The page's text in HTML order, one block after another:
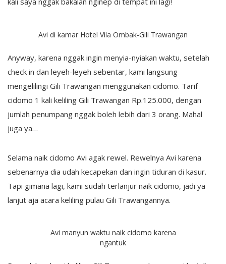
Avi di kamar Hotel Vila Ombak-Gili Trawangan
Anyway, karena nggak ingin menyia-nyiakan waktu, setelah
check in dan leyeh-leyeh sebentar, kami langsung
mengelilingi Gili Trawangan menggunakan cidomo. Tarif
cidomo 1 kali keliling Gili Trawangan Rp.125.000, dengan
jumlah penumpang nggak boleh lebih dari 3 orang. Mahal
juga ya…
Selama naik cidomo Avi agak rewel. Rewelnya Avi karena
sebenarnya dia udah kecapekan dan ingin tiduran di kasur.
Tapi gimana lagi, kami sudah terlanjur naik cidomo, jadi ya
lanjut aja acara keliling pulau Gili Trawangannya.
Avi manyun waktu naik cidomo karena
ngantuk